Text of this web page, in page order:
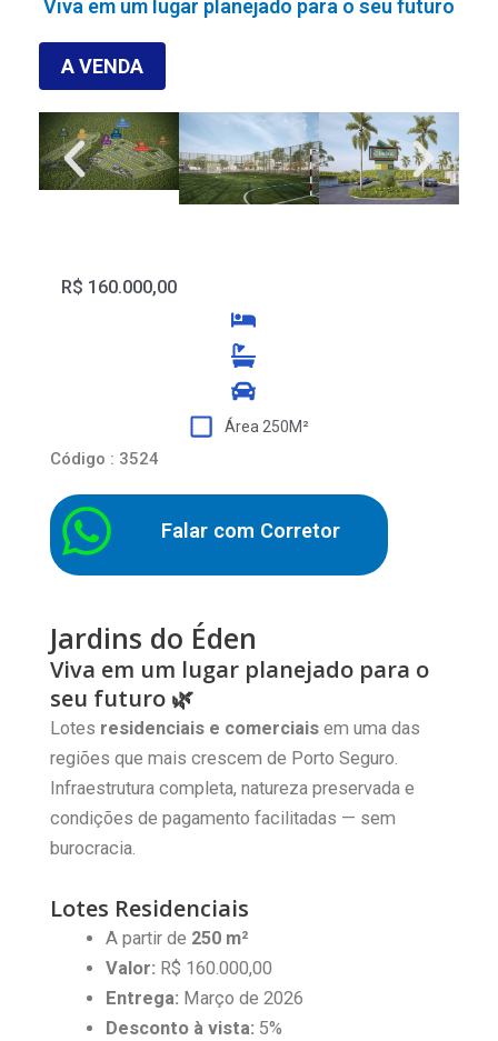
A VENDA
Viva em um lugar planejado para o seu futuro
R$ 160.000,00
Área 250M²
Código : 3524
Falar com Corretor
Jardins do Éden
Viva em um lugar planejado para o
seu futuro 🌿
Lotes residenciais e comerciais em uma das
regiões que mais crescem de Porto Seguro.
Infraestrutura completa, natureza preservada e
condições de pagamento facilitadas — sem
burocracia.
Lotes Residenciais
A partir de 250 m²
Valor: R$ 160.000,00
Entrega: Março de 2026
Desconto à vista: 5%